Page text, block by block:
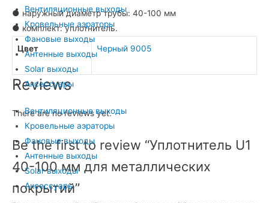
Вентиляционные выходы
Кровельные аэраторы
Фановые выходы
Антенные выходы
Solar выходы
Аксессуары
Вентиляционные выходы
Кровельные аэраторы
Фановые выходы
Антенные выходы
Solar выходы
Аксессуары
● наружный диаметр трубы: 40-100 мм
● комплект: уплотнитель.
Цвет Черный 9005
Reviews
There are no reviews yet.
Be the first to review “Уплотнитель U1
40-100 мм для металлических
покрытий”